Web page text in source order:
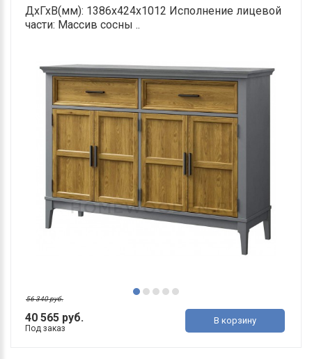
ДхГхВ(мм): 1386х424х1012 Исполнение лицевой
части: Массив сосны ..
40 565 руб.
56 340 руб.
Под заказ
В корзину